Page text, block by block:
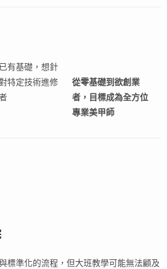
已有基礎，想針
特定技術進修
從零基礎到欲創業
者，目標成為全方位
專業美甲師
標準化的流程，但大班教學可能無法顧及